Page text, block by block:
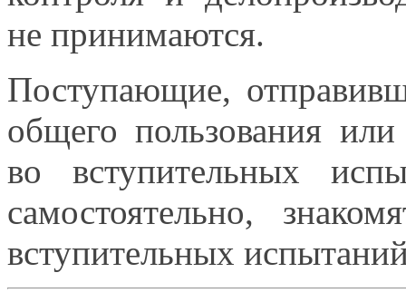
не принимаются.
Поступающие,
общего пользования
во вступительных
самостоятельно,
вступительных